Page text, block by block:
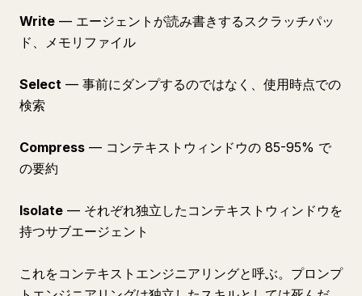
Write — エージェントが読み書きするスクラッチパッ
ド、メモリファイル
Select — 事前にダンプするのではなく、使用時点での
検索
Compress — コンテキストウィンドウの 85-95% で
の要約
Isolate — それぞれ独立したコンテキストウィンドウを
持つサブエージェント
これをコンテキストエンジニアリングと呼ぶ。プロンプ